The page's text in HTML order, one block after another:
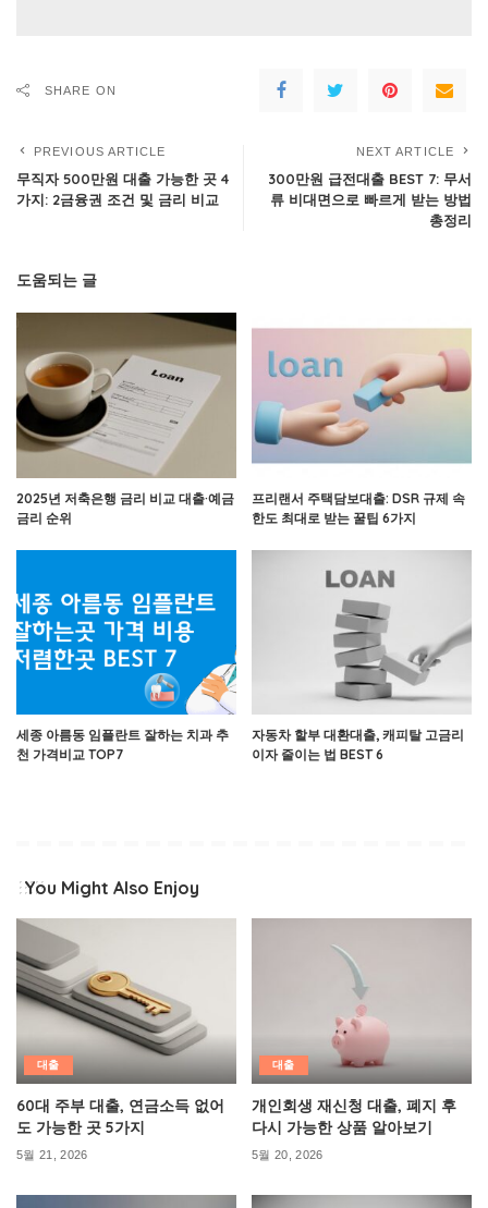
SHARE ON
PREVIOUS ARTICLE
무직자 500만원 대출 가능한 곳 4
가지: 2금융권 조건 및 금리 비교
NEXT ARTICLE
300만원 급전대출 BEST 7: 무서
류 비대면으로 빠르게 받는 방법
총정리
도움되는 글
2025년 저축은행 금리 비교 대출·예금
금리 순위
프리랜서 주택담보대출: DSR 규제 속
한도 최대로 받는 꿀팁 6가지
세종 아름동 임플란트 잘하는 치과 추
천 가격비교 TOP7
자동차 할부 대환대출, 캐피탈 고금리
이자 줄이는 법 BEST 6
You Might Also Enjoy
대출
60대 주부 대출, 연금소득 없어
도 가능한 곳 5가지
5월 21, 2026
대출
개인회생 재신청 대출, 폐지 후
다시 가능한 상품 알아보기
5월 20, 2026